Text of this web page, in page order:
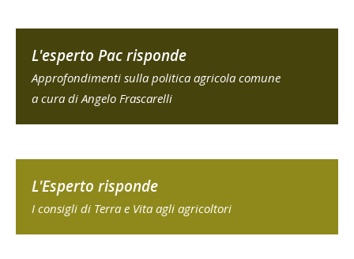
L'esperto Pac risponde
Approfondimenti sulla politica agricola comune
a cura di Angelo Frascarelli
L'Esperto risponde
I consigli di Terra e Vita agli agricoltori